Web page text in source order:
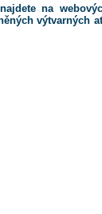
na
výtvarných